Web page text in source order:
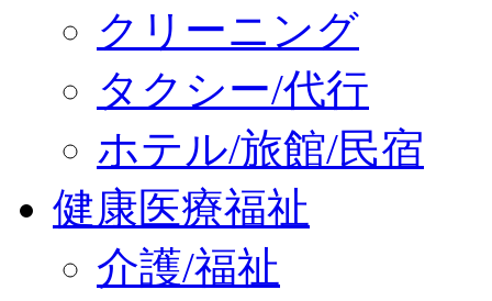
クリーニング
タクシー/代行
ホテル/旅館/民宿
健康医療福祉
介護/福祉